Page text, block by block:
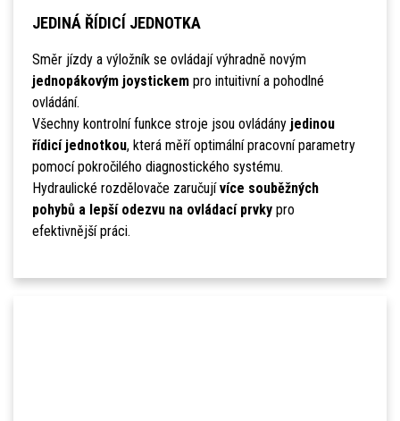
JEDINÁ ŘÍDICÍ JEDNOTKA
Směr jízdy a výložník se ovládají výhradně novým
jednopákovým joystickempro intuitivní a pohodlné
ovládání.
Všechny kontrolní funkce stroje jsou ovládány jedinou
řídicí jednotkou, která měří optimální pracovní parametry
pomocí pokročilého diagnostického systému.
Hydraulické rozdělovače zaručujívíce souběžných
pohybů a lepší odezvu na ovládací prvkypro
efektivnější práci.